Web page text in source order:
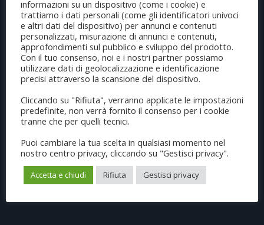
informazioni su un dispositivo (come i cookie) e
trattiamo i dati personali (come gli identificatori univoci
e altri dati del dispositivo) per annunci e contenuti
personalizzati, misurazione di annunci e contenuti,
approfondimenti sul pubblico e sviluppo del prodotto.
Con il tuo consenso, noi e i nostri partner possiamo
utilizzare dati di geolocalizzazione e identificazione
precisi attraverso la scansione del dispositivo.
Cliccando su "Rifiuta", verranno applicate le impostazioni
predefinite, non verrà fornito il consenso per i cookie
tranne che per quelli tecnici.
Puoi cambiare la tua scelta in qualsiasi momento nel
nostro centro privacy, cliccando su "Gestisci privacy".
Accetta e chiudi Rifiuta Gestisci privacy